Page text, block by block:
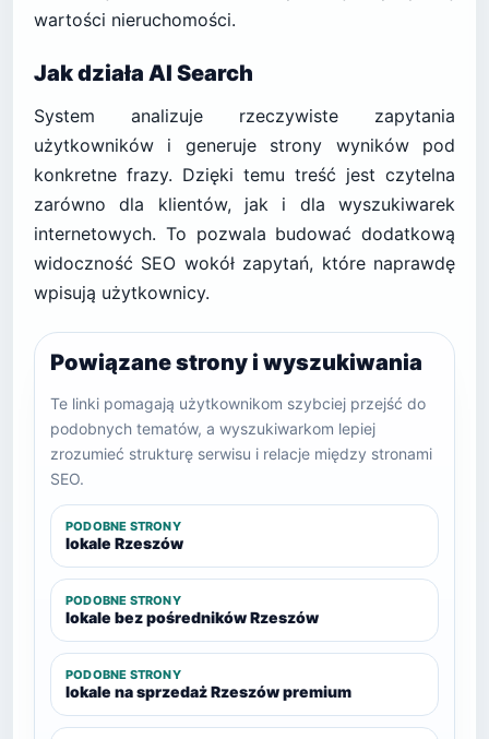
wartości nieruchomości.
Jak działa AI Search
System analizuje rzeczywiste zapytania
użytkowników i generuje strony wyników pod
konkretne frazy. Dzięki temu treść jest czytelna
zarówno dla klientów, jak i dla wyszukiwarek
internetowych. To pozwala budować dodatkową
widoczność SEO wokół zapytań, które naprawdę
wpisują użytkownicy.
Powiązane strony i wyszukiwania
Te linki pomagają użytkownikom szybciej przejść do
podobnych tematów, a wyszukiwarkom lepiej
zrozumieć strukturę serwisu i relacje między stronami
SEO.
PODOBNE STRONY
lokale Rzeszów
PODOBNE STRONY
lokale bez pośredników Rzeszów
PODOBNE STRONY
lokale na sprzedaż Rzeszów premium